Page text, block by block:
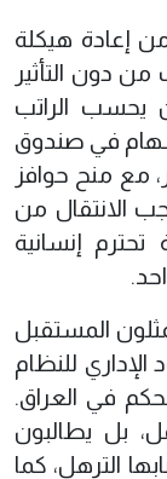
إعادة هيكلة
دون التأثير
يحسب الراتب
في صندوق
مع منح حوافز
الانتقال من
إنسانية
المستقبل
الإداري للنظام
في العراق.
بل يطالبون
الترهل، كما